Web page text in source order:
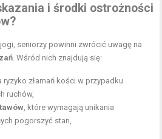
i środki ostrożności
seniorzy powinni zwrócić uwagę na
. Wśród nich znajdują się:
ryzyko złamań kości w przypadku
ruchów,
, które wymagają unikania
pogorszyć stan,